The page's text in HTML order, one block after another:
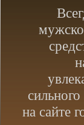
на сайте